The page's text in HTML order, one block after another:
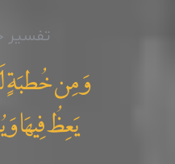
تفسیر
وَ مِن خُطبَةٍ
يَعِظُ فِيهَا